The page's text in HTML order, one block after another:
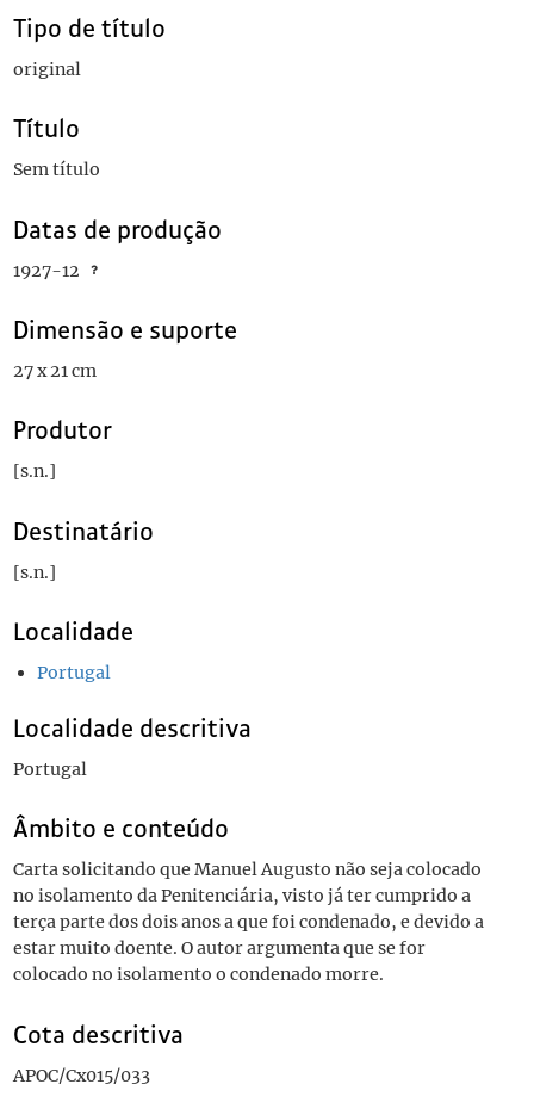
Tipo de título
original
Título
Sem título
Datas de produção
1927-12
Dimensão e suporte
27 x 21 cm
Produtor
[s.n.]
Destinatário
[s.n.]
Localidade
Portugal
Localidade descritiva
Portugal
Âmbito e conteúdo
Carta solicitando que Manuel Augusto não seja colocado
no isolamento da Penitenciária, visto já ter cumprido a
terça parte dos dois anos a que foi condenado, e devido a
estar muito doente. O autor argumenta que se for
colocado no isolamento o condenado morre.
Cota descritiva
APOC/Cx015/033